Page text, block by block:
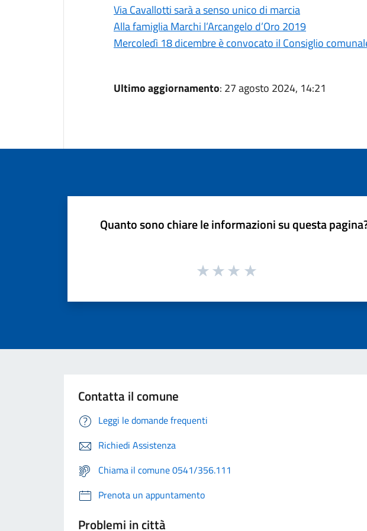
Via Cavallotti sarà a senso unico di marcia
Alla famiglia Marchi l’Arcangelo d’Oro 2019
Mercoledì 18 dicembre è convocato il Consiglio
Ultimo aggiornamento: 27 agosto 2024, 14:21
Quanto sono chiare le informazioni su questa
Contatta il comune
Leggi le domande frequenti
Richiedi Assistenza
Chiama il comune 0541/356.111
Prenota un appuntamento
Problemi in città